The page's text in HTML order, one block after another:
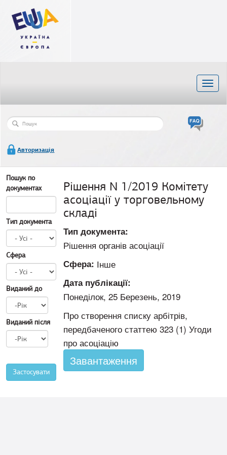
основного
матеріалу
Toggle
Пошукова
форма
Авторизація
Пошук по
документах
Тип документа
Сфера
Виданий до
Рік
Виданий
Виданий після
Виданий
Застосувати
Рішення N 1/2019 Комітету
асоціації у торговельному
складі
Тип документа:
Рішення органів асоціації
Сфера: Інше
Дата публікації:
Понеділок, 25 Березень, 2019
Про створення списку арбітрів,
передбаченого статтею 323 (1) Угоди
про асоціацію
Завантаження